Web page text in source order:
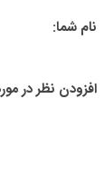
نام شما:
افزودن نظر در